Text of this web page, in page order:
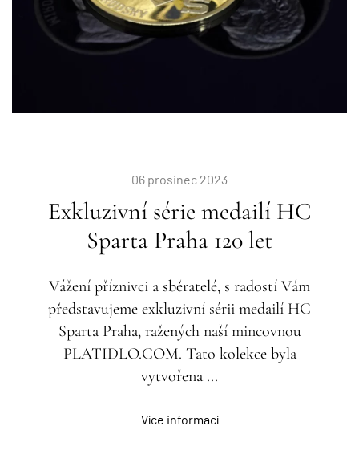
06 prosinec 2023
Exkluzivní série medailí HC
Sparta Praha 120 let
Vážení příznivci a sběratelé, s radostí Vám
představujeme exkluzivní sérii medailí HC
Sparta Praha, ražených naší mincovnou
PLATIDLO.COM. Tato kolekce byla
vytvořena ...
Více informací